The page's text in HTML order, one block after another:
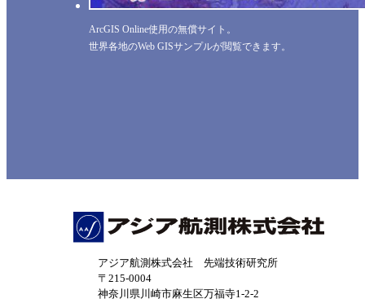
ArcGIS Online使用の無償サイト。
世界各地のWeb GISサンプルが閲覧できます。
アジア航測株式会社 先端技術研究所
〒215-0004
神奈川県川崎市麻生区万福寺1-2-2